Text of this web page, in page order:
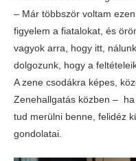
– Már többször voltam
figyelem a fiatalokat, és
vagyok arra, hogy itt,
dolgozunk, hogy a
A zene csodákra képes,
Zenehallgatás közben –
tud merülni benne, felidéz
gondolatai.